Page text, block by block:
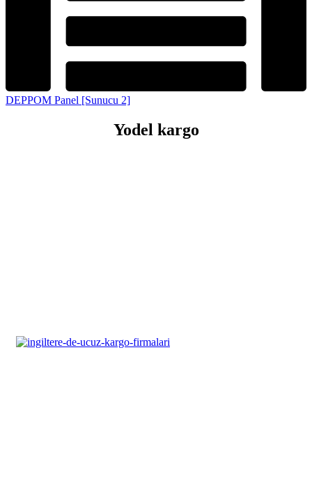
DEPPOM Panel [Sunucu 2]
Yodel kargo